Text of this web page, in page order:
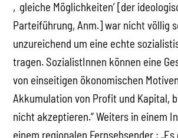
‚gleiche Möglichkeiten’ [der
Parteiführung, Anm.] war nicht völlig
unzureichend um eine echte
tragen. SozialistInnen können eine
von einseitigen ökonomischen
Akkumulation von Profit und Kapital,
nicht akzeptieren.“ Weiters in einem
einem regionalen Fernsehsender :